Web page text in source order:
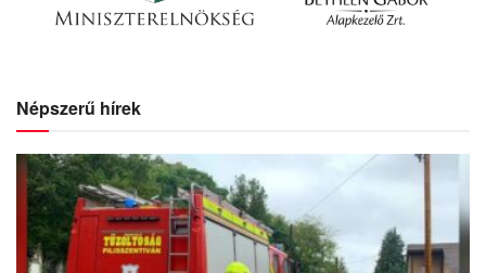
Népszerű hírek